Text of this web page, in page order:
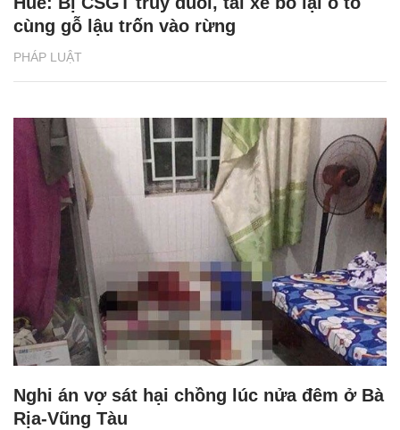
PHÁP LUẬT
cùng gỗ lậu trốn vào rừng
Nghi án vợ sát hại chồng lúc nửa đêm ở Bà
Rịa-Vũng Tàu